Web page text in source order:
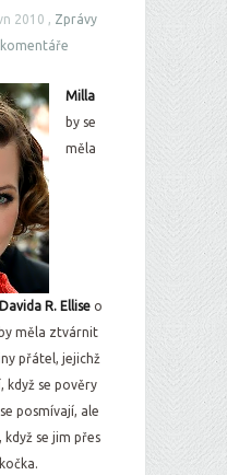
2010 , Zprávy
Milla
by se
měla
Davida R. Ellise o
měla ztvárnit
přátel, jejichž
když se pověry
posmívají, ale
se jim přes